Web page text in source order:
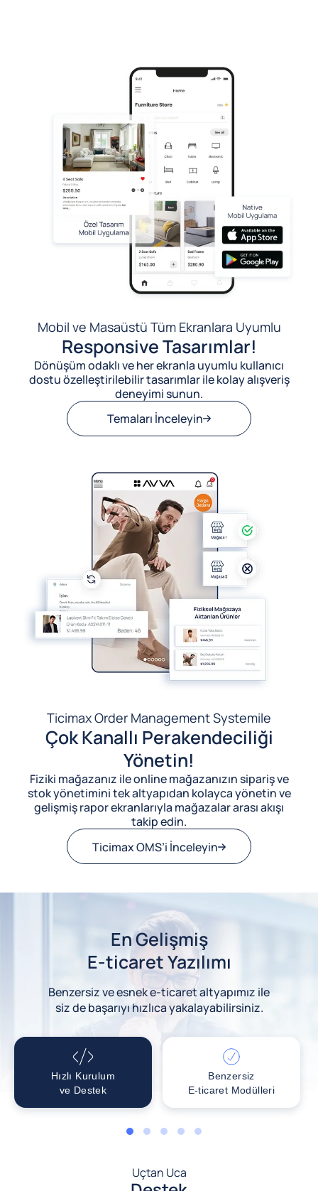
Mobil ve Masaüstü Tüm Ekranlara Uyumlu
Responsive Tasarımlar!
Dönüşüm odaklı ve her ekranla uyumlu kullanıcı
dostu özelleştirilebilir tasarımlar ile kolay alışveriş
deneyimi sunun.
Temaları İnceleyin
Ticimax Order Management Systemile
Çok Kanallı Perakendeciliği
Yönetin!
Fiziki mağazanız ile online mağazanızın sipariş ve
stok yönetimini tek altyapıdan kolayca yönetin ve
gelişmiş rapor ekranlarıyla mağazalar arası akışı
takip edin.
Ticimax OMS’i İnceleyin
En Gelişmiş
E-ticaret Yazılımı
Benzersiz ve esnek e-ticaret altyapımız ile
siz de başarıyı hızlıca yakalayabilirsiniz.
Hızlı Kurulum
ve Destek
Benzersiz
E-ticaret Modülleri
1 2 3 4 5
Uçtan Uca